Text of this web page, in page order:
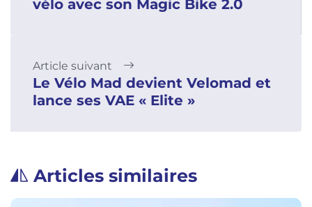
vélo avec son Magic Bike 2.0
Article suivant
Le Vélo Mad devient Velomad et
lance ses VAE « Elite »
Articles similaires